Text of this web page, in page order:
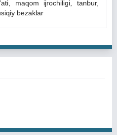
maqom ijrochiligi, tanbur,
bezaklar